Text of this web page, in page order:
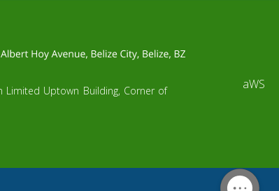
Limited Uptown Building, Corner of
aWS